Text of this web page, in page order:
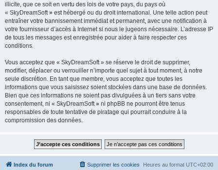
illicite, que ce soit en vertu des lois de votre pays, du pays où
« SkyDreamSoft » est hébergé ou du droit international. Une telle action peut
entraîner votre bannissement immédiat et permanent, avec une notification à
votre fournisseur d’accès à Internet si nous le jugeons nécessaire. L’adresse IP
de tous les messages est enregistrée pour aider à faire respecter ces
conditions.
Vous acceptez que « SkyDreamSoft » se réserve le droit de supprimer,
modifier, déplacer ou verrouiller n’importe quel sujet à tout moment, à notre
seule discrétion. En tant que membre, vous acceptez que toutes les
informations que vous saisissez soient stockées dans une base de données.
Bien que ces informations ne soient pas divulguées à un tiers sans votre
consentement, ni « SkyDreamSoft » ni phpBB ne pourront être tenus
responsables de toute tentative de piratage qui pourrait conduire à la
compromission des données.
Index du forum Heures au format UTC+02:00
Supprimer les cookies